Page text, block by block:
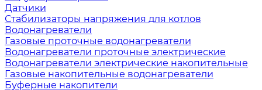
Датчики
Стабилизаторы напряжения для котлов
Водонагреватели
Газовые проточные водонагреватели
Водонагреватели проточные электрические
Водонагреватели электрические накопительные
Газовые накопительные водонагреватели
Буферные накопители